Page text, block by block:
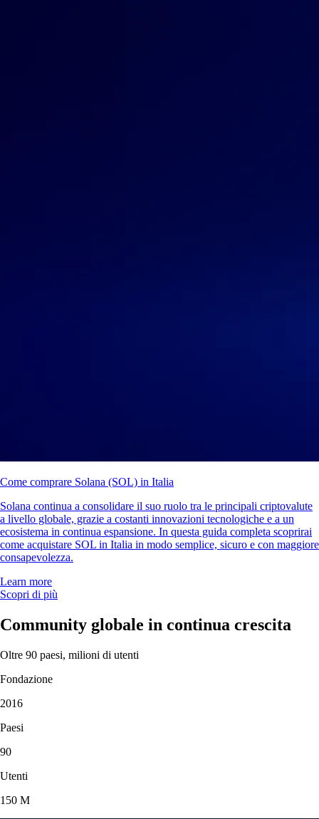
Come comprare Solana (SOL) in Italia
Solana continua a consolidare il suo ruolo tra le principali criptovalute
a livello globale, grazie a costanti innovazioni tecnologiche e a un
ecosistema in continua espansione. In questa guida completa scoprirai
come acquistare SOL in Italia in modo semplice, sicuro e con maggiore
consapevolezza.
Learn more
Scopri di più
Community globale in continua crescita
Oltre 90 paesi, milioni di utenti
Fondazione
2016
Paesi
90
Utenti
150 M